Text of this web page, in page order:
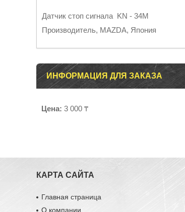
Датчик стоп сигнала KN - 34M
Производитель, MAZDA, Япония
ИНФОРМАЦИЯ ДЛЯ ЗАКАЗА
Цена: 3 000 ₸
КАРТА САЙТА
Главная страница
О компании